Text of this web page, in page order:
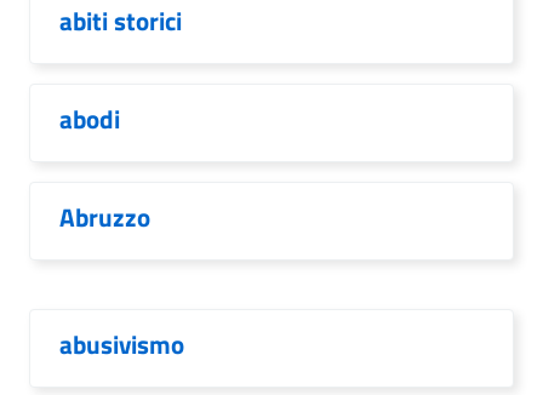
abiti storici
abodi
Abruzzo
abusivismo